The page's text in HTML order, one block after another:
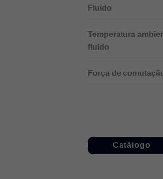
Fluido
Temperatura
fluido
Força de
Catálogo